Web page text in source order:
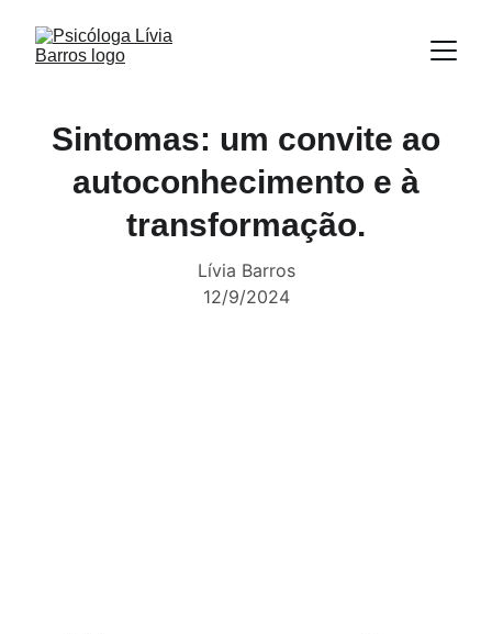
Sintomas: um convite ao
autoconhecimento e à
transformação.
Lívia Barros
12/9/2024